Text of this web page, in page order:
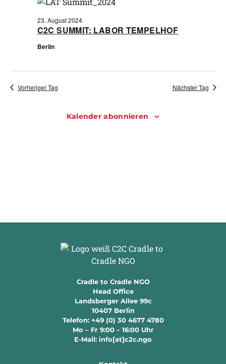
AUGUST
2024
C2C SUMMIT: LABOR TEMPELHOF
23. August 2024
Berlin
Vorheriger Tag Nächster Tag
Kalender abonnieren
Cradle to Cradle NGO
Head Office
Landsberger Allee 99c
10407 Berlin
Telefon: +49 (0) 30 4677 4780
Mo – Fr 9:00 – 16:00 Uhr
E-Mail: info[at]c2c.ngo